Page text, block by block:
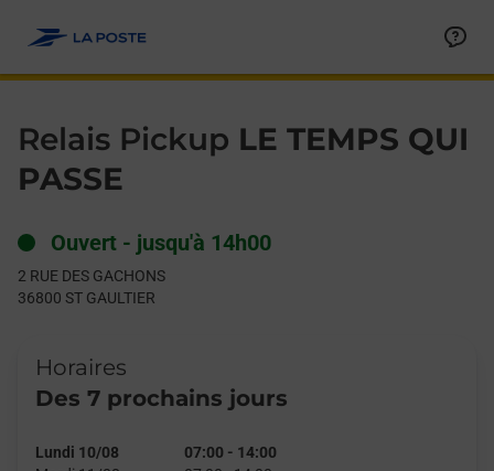
Relais Pickup LE TEMPS QUI
PASSE
Ouvert - jusqu'à 14h00
2 RUE DES GACHONS
36800 ST GAULTIER
Horaires
Des 7 prochains jours
Lundi 10/08 07:00 - 14:00